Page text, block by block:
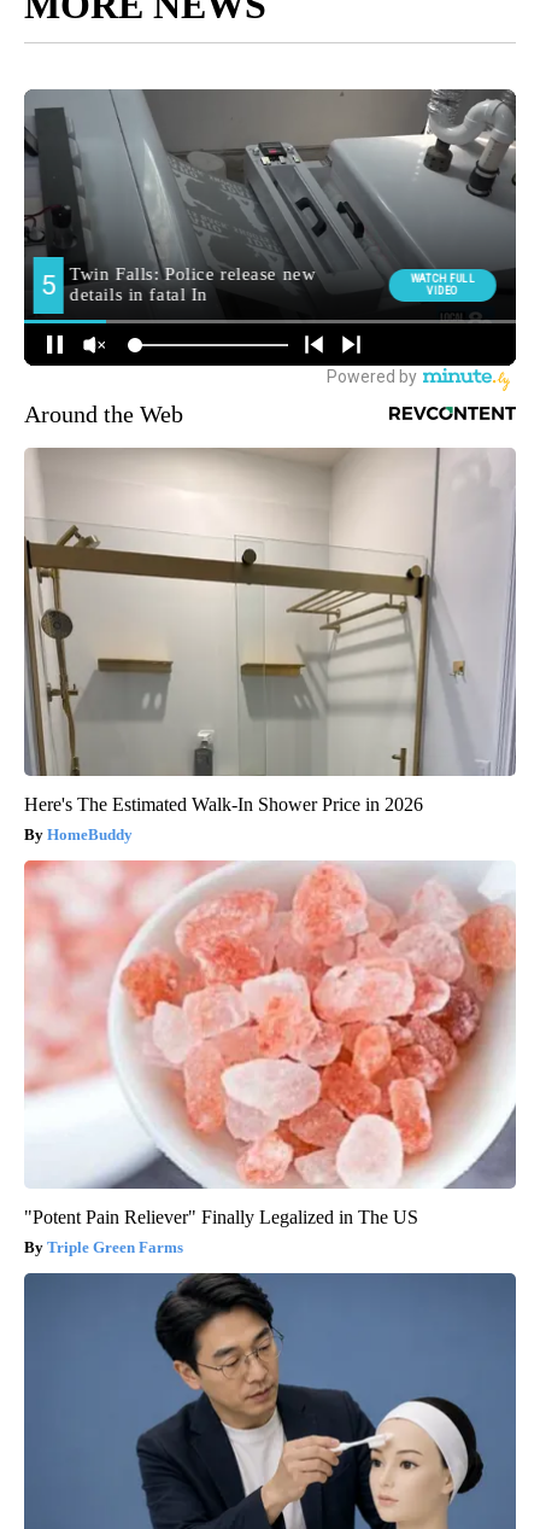
Around the Web
Here's The Estimated Walk-In Shower Price in 2026
HomeBuddy
"Potent Pain Reliever" Finally Legalized in The US
Triple Green Farms